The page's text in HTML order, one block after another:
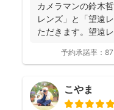
カメラマンの鈴木
レンズ」と「望遠
ただきます。望遠
予約承諾率：
こやま